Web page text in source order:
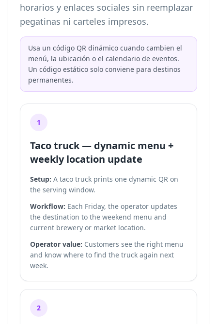
horarios y enlaces sociales sin reemplazar
pegatinas ni carteles impresos.
Usa un código QR dinámico cuando cambien el
menú, la ubicación o el calendario de eventos.
Un código estático solo conviene para destinos
permanentes.
1
Taco truck — dynamic menu +
weekly location update
Setup: A taco truck prints one dynamic QR on
the serving window.
Workflow: Each Friday, the operator updates
the destination to the weekend menu and
current brewery or market location.
Operator value: Customers see the right menu
and know where to find the truck again next
week.
2